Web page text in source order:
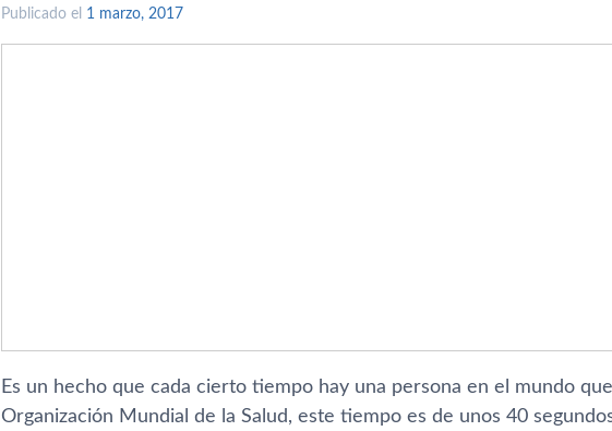
Publicado el 1 marzo, 2017
Es un hecho que cada cierto tiempo hay una persona en el mundo
Organización Mundial de la Salud, este tiempo es de unos 40